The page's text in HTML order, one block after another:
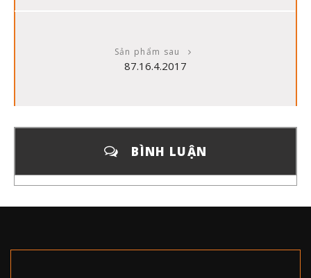
Sản phẩm sau
87.16.4.2017
BÌNH LUẬN